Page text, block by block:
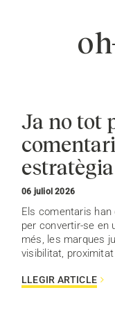
Ja no tot
estratègia
06 juliol 2026
Els comentaris
per convertir-se en
més, les marques
visibilitat,
LLEGIR ARTICLE